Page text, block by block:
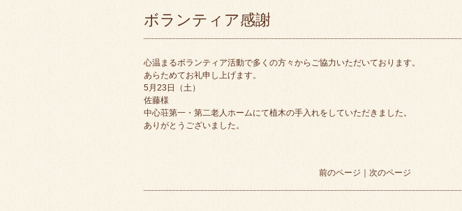
ボランティア感謝
心温まるボランティア活動で多くの方々からご協力いただいております。
あらためてお礼申し上げます。
5月23日（土）
佐藤様
中心荘第一・第二老人ホームにて植木の手入れをしていただきました。
ありがとうございました。
前のページ 次のページ